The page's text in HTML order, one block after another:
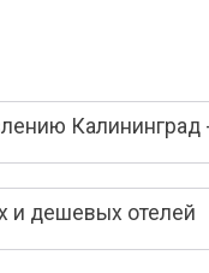
Калининград
и дешевых отелей